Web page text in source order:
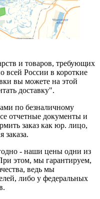
и товаров, требующих
всей России в короткие
вы можете на этой
доставку".
по безналичному
отчетные документы и
заказ как юр. лицо,
заказа.
- наши цены одни из
этом, мы гарантируем,
ведь мы
либо у федеральных